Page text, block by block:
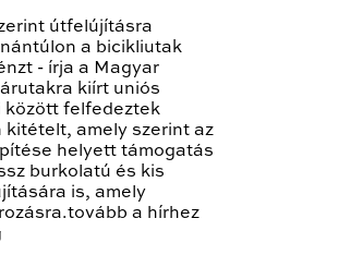
útfelújításra
a bicikliutak
- írja a Magyar
kiírt uniós
között felfedeztek
kitételt, amely szerint az
helyett támogatás
burkolatú és kis
is, amely
a hírhez